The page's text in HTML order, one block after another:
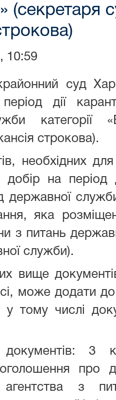
(секретаря
10:59
суд
дії
категорії
строкова).
необхідних
добір на період
державної
яка
з питань
служби).
вище
може додати
у тому числі
3
про
агентства з